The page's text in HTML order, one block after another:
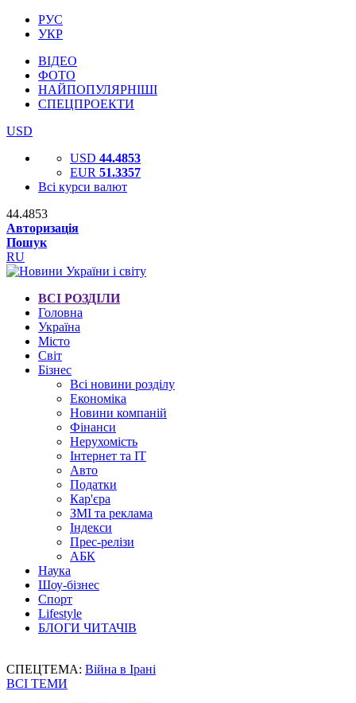
РУС
УКР
ВІДЕО
ФОТО
НАЙПОПУЛЯРНІШІ
СПЕЦПРОЕКТИ
USD
USD 44.4853
EUR 51.3357
Всі курси валют
44.4853
Авторизація
Пошук
RU
ВСІ РОЗДІЛИ
Головна
Україна
Місто
Світ
Бізнес
Всі новини розділу
Економіка
Новини компаній
Фінанси
Нерухомість
Інтернет та IT
Авто
Податки
Кар'єра
ЗМІ та реклама
Індекси
Прес-релізи
АБК
Наука
Шоу-бізнес
Спорт
Lifestyle
БЛОГИ ЧИТАЧІВ
СПЕЦТЕМА: Війна в Ірані
ВСІ ТЕМИ